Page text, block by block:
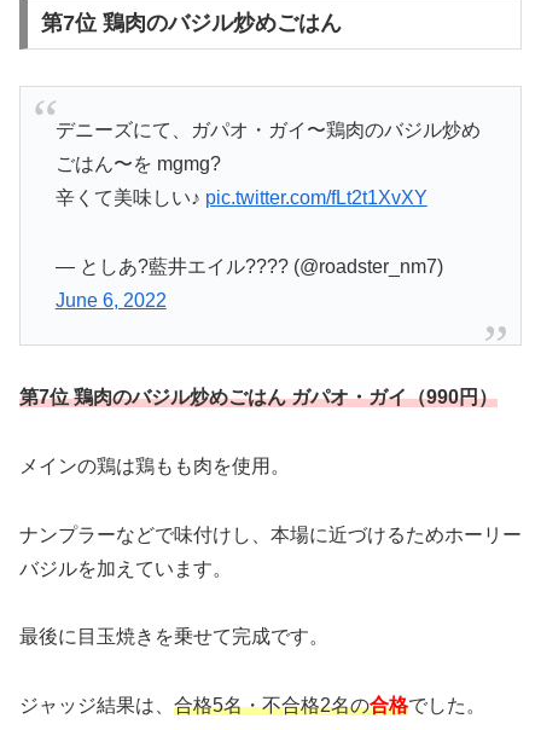
第7位 鶏肉のバジル炒めごはん
デニーズにて、ガパオ・ガイ〜鶏肉のバジル炒め
ごはん〜を mgmg?
辛くて美味しい♪ pic.twitter.com/fLt2t1XvXY
— としあ?藍井エイル???? (@roadster_nm7)
June 6, 2022
第7位 鶏肉のバジル炒めごはん ガパオ・ガイ（990円）
メインの鶏は鶏もも肉を使用。
ナンプラーなどで味付けし、本場に近づけるためホーリー
バジルを加えています。
最後に目玉焼きを乗せて完成です。
ジャッジ結果は、 合格5名・不合格2名の合格でした。